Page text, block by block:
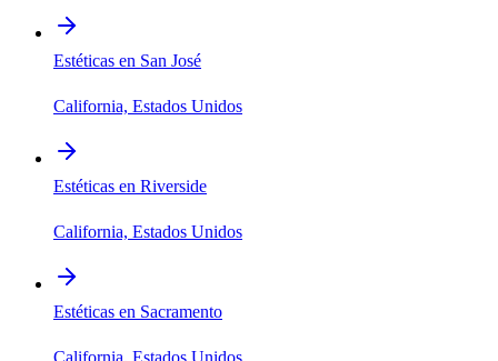
Estéticas en San José
California, Estados Unidos
Estéticas en Riverside
California, Estados Unidos
Estéticas en Sacramento
California, Estados Unidos